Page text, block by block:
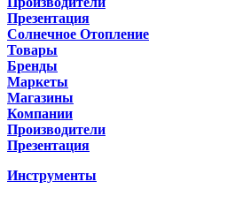
Презентация
Солнечное Отопление
Товары
Бренды
Маркеты
Магазины
Компании
Производители
Презентация
Инструменты